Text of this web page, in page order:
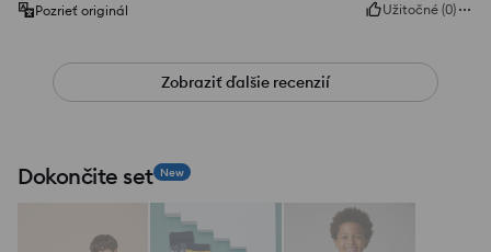
Pozrieť originál
Užitočné (0)
Zobraziť ďalšie recenzií
Dokončite set New